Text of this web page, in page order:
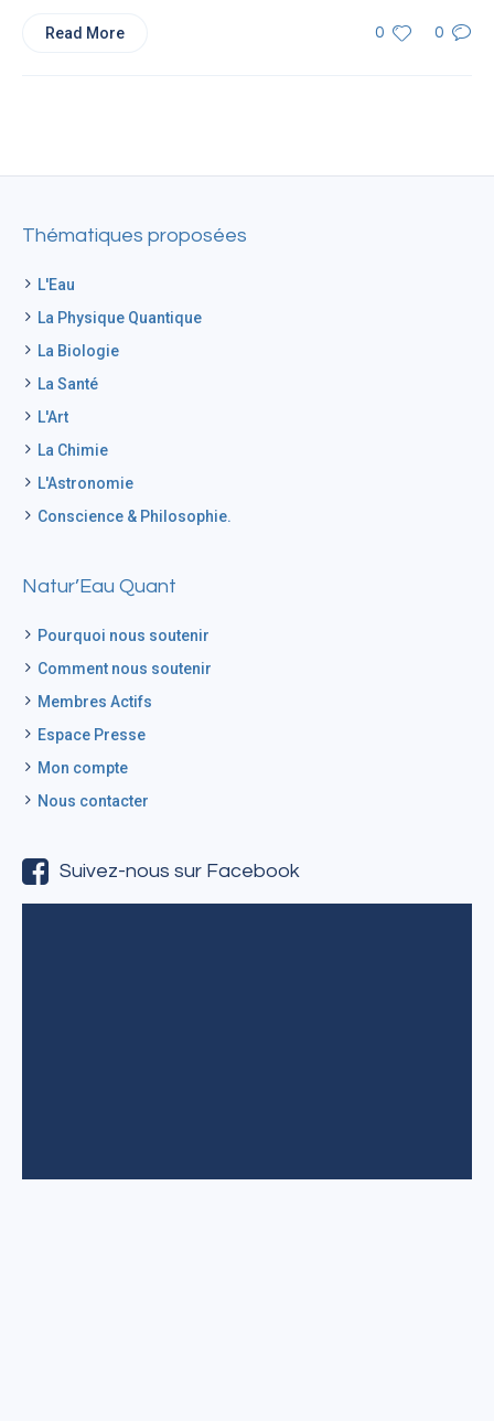
0 0
Read More
Thématiques proposées
L'Eau
La Physique Quantique
La Biologie
La Santé
L'Art
La Chimie
L'Astronomie
Conscience & Philosophie.
Natur’Eau Quant
Pourquoi nous soutenir
Comment nous soutenir
Membres Actifs
Espace Presse
Mon compte
Nous contacter
Suivez-nous sur Facebook